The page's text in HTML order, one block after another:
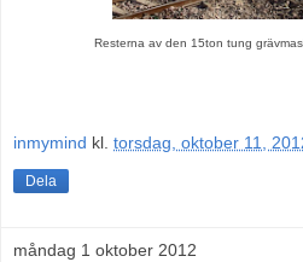
Resterna av den 15ton tung
inmymind kl. torsdag, oktober 11,
Dela
måndag 1 oktober 2012